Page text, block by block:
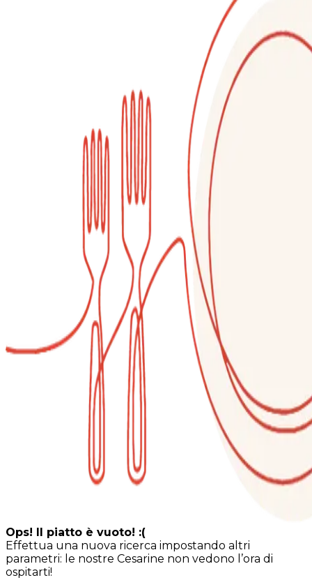
Ops! Il piatto è vuoto! :(
Effettua una nuova ricerca impostando altri
parametri: le nostre Cesarine non vedono l’ora di
ospitarti!